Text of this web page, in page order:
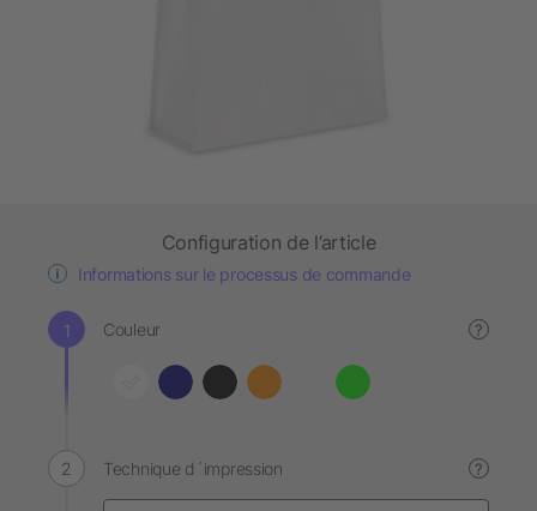
Configuration de l’article
Informations sur le processus de commande
Couleur ?
Technique d´impression ?